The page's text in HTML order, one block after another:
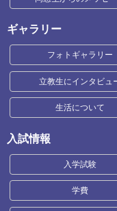
ギャラリー
フォトギャラリー
立教生にインタビュ
生活について
入試情報
入学試験
学費